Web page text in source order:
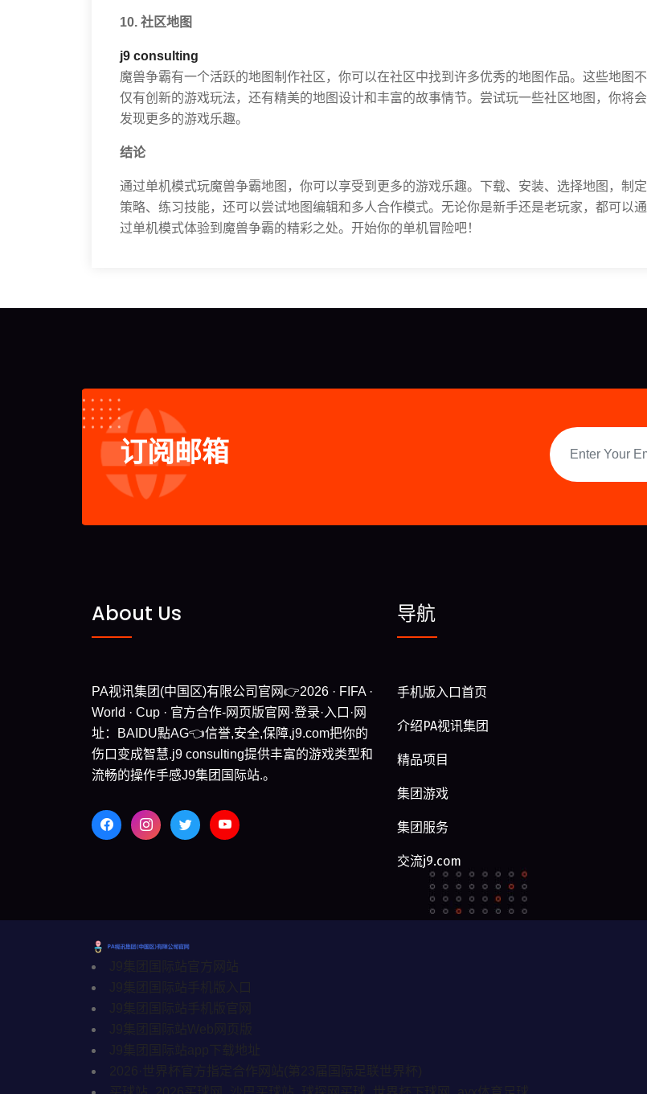
10. 社区地图
j9 consulting
魔兽争霸有一个活跃的地图制作社区，你可以在社区中找到许多优秀的地图作品。这些地图不
仅有创新的游戏玩法，还有精美的地图设计和丰富的故事情节。尝试玩一些社区地图，你将会
发现更多的游戏乐趣。
结论
通过单机模式玩魔兽争霸地图，你可以享受到更多的游戏乐趣。下载、安装、选择地图，制定
策略、练习技能，还可以尝试地图编辑和多人合作模式。无论你是新手还是老玩家，都可以通
过单机模式体验到魔兽争霸的精彩之处。开始你的单机冒险吧！
订阅邮箱
About Us
PA视讯集团(中国区)有限公司官网👉2026 · FIFA ·
World · Cup · 官方合作-网页版官网·登录·入口·网
址：BAIDU點AG👈信誉,安全,保障,j9.com把你的
伤口变成智慧.j9 consulting提供丰富的游戏类型和
流畅的操作手感J9集团国际站.。
导航
手机版入口首页
介绍PA视讯集团
精品项目
集团游戏
集团服务
交流j9.com